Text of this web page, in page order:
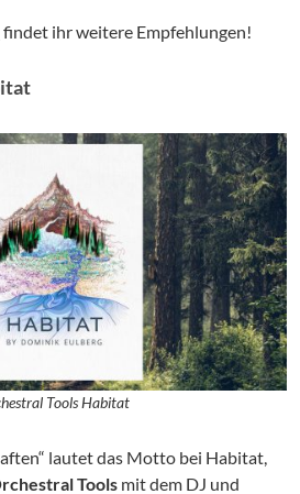
findet ihr weitere Empfehlungen!
Tools Habitat
lautet das Motto bei Habitat,
Tools mit dem DJ und